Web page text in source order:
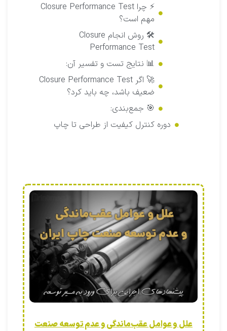
⚡ چرا Closure Performance Test
مهم است؟
🛠 روش انجام Closure
Performance Test
📊 نتایج تست و تفسیر آن:
🚀 اگر Closure Performance Test
ضعیف باشد، چه باید کرد؟
🎯 جمع‌بندی:
دوره کنترل کیفیت از طراحی تا چاپ
علل و عوامل عقب‌ماندگی و عدم توسعه صنعت